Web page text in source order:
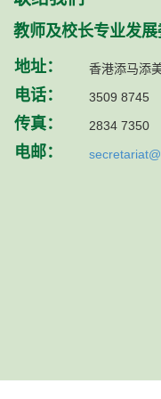
教师及校长专业发
地址：
香港添马添
电话： 3509 8745
传真： 2834 7350
电邮：